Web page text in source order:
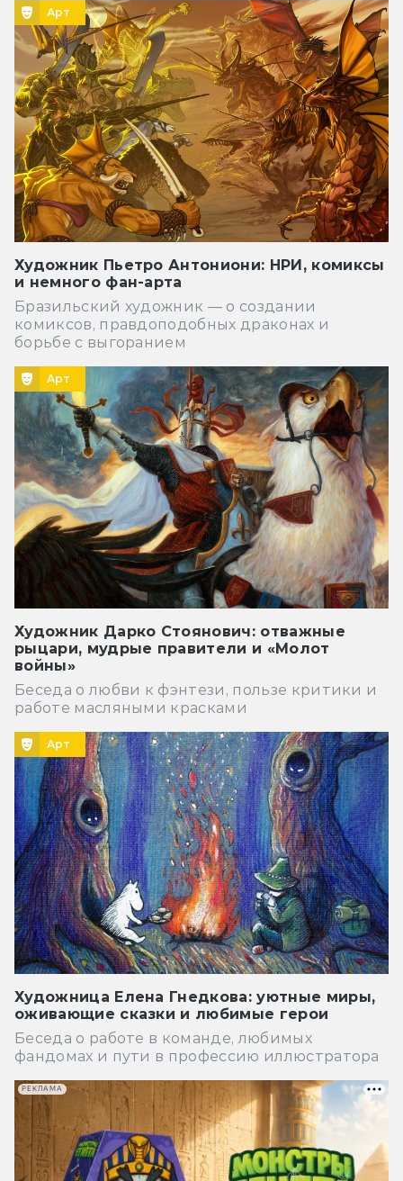
Арт
Художник Пьетро Антониони: НРИ, комиксы
и немного фан-арта
Бразильский художник — о создании
комиксов, правдоподобных драконах и
борьбе с выгоранием
Арт
Художник Дарко Стоянович: отважные
рыцари, мудрые правители и «Молот
войны»
Беседа о любви к фэнтези, пользе критики и
работе масляными красками
Арт
Художница Елена Гнедкова: уютные миры,
оживающие сказки и любимые герои
Беседа о работе в команде, любимых
фандомах и пути в профессию иллюстратора
РЕКЛАМА